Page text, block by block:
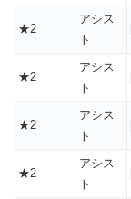
★2
アシス
ト
★2
アシス
ト
★2
アシス
ト
★2
アシス
ト